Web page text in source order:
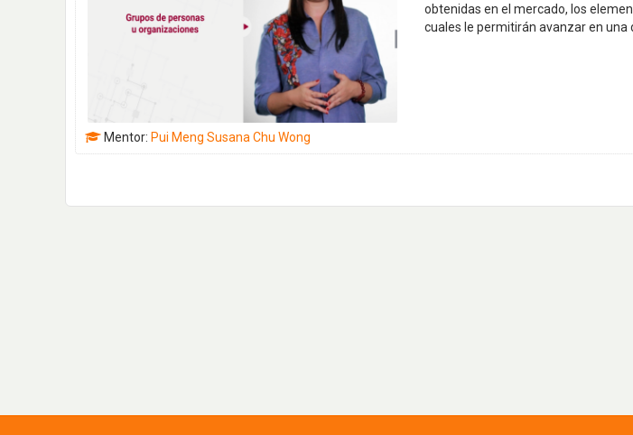
CH
obtenidas en el mercado, los
cuales le permitirán avanzar en una
Mentor: Pui Meng Susana Chu Wong